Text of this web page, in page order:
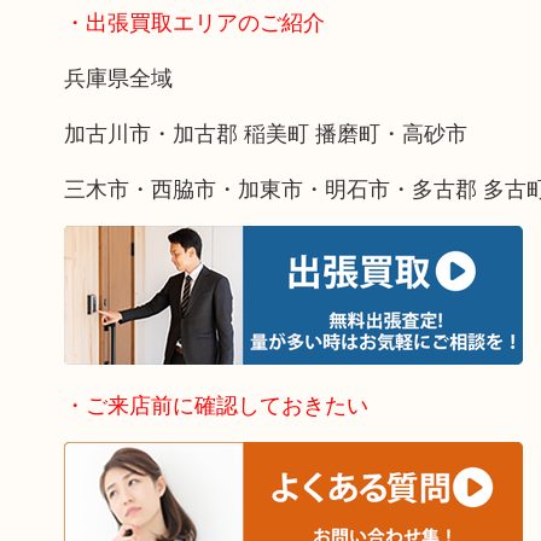
・出張買取エリアのご紹介
兵庫県全域
加古川市・加古郡 稲美町 播磨町・高砂市
三木市・西脇市・加東市・明石市・多古郡 多古
・ご来店前に確認しておきたい